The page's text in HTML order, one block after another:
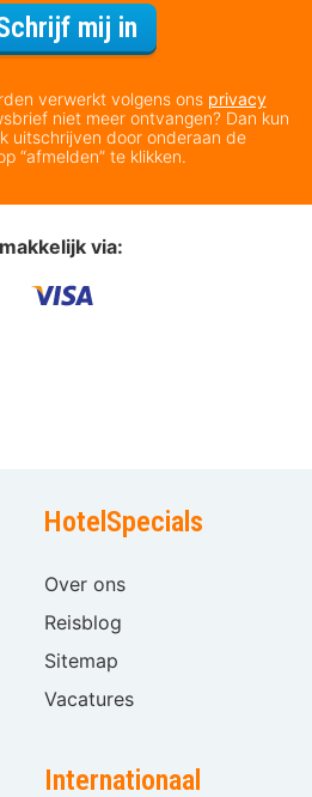
mij in
verwerkt volgens ons privacy
niet meer ontvangen? Dan kun
uitschrijven door onderaan de
“afmelden” te klikken.
via:
HotelSpecials
Over ons
Reisblog
Sitemap
Vacatures
Internationaal